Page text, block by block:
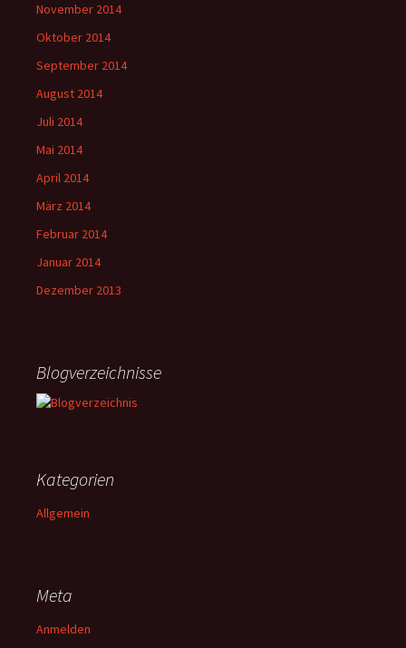
November 2014
Oktober 2014
September 2014
August 2014
Juli 2014
Mai 2014
April 2014
März 2014
Februar 2014
Januar 2014
Dezember 2013
Blogverzeichnisse
Kategorien
Allgemein
Meta
Anmelden